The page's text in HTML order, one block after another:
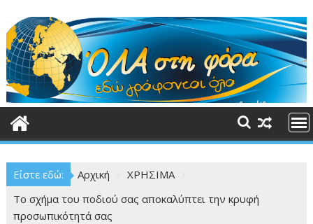
στο
περιεχόμενο
Είστε εδώ: Αρχική
ΧΡΗΣΙΜΑ
Το σχήμα του ποδιού σας αποκαλύπτει την κρυφή
προσωπικότητά σας